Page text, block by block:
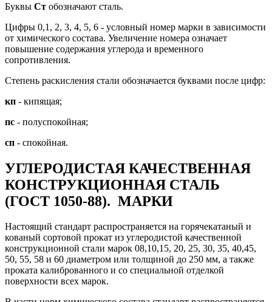
Буквы Ст обозначают сталь.
Цифры 0,1, 2, 3, 4, 5, 6 - условный номер марки в зависимости
от химического состава. Увеличение номера означает
повышение содержания углерода и временного
сопротивления.
Степень раскисления стали обозначается буквами после цифр:
кп - кипящая;
пс - полуспокойная;
сп - спокойная.
УГЛЕРОДИСТАЯ КАЧЕСТВЕННАЯ
КОНСТРУКЦИОННАЯ СТАЛЬ
(ГОСТ 1050-88). МАРКИ
Настоящий стандарт распространяется на горячекатаный и
кованый сортовой прокат из угле­родистой качественной
конструкционной стали марок 08,10,15, 20, 25, 30, 35, 40,45,
50, 55, 58 и 60 диаметром или толщиной до 250 мм, а также
проката калиброванного и со специальной отделкой
поверхности всех марок.